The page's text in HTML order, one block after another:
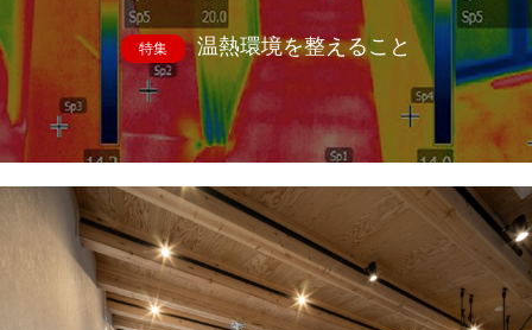
特集 温熱環境を整えること